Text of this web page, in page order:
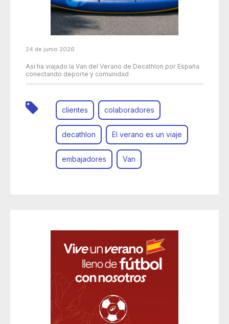
24 de junio 2026
Así ha viajado la Van del Verano de Decathlon por España
conectando deporte y comunidad
clientes colaboradores
decathlon El verano es un viaje
embajadores Van